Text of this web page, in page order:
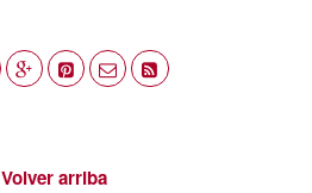
Volver arriba